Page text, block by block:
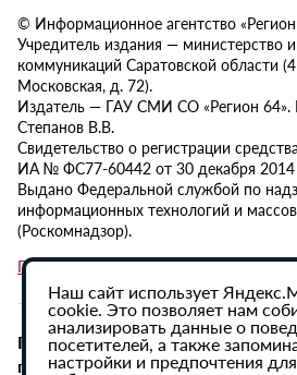
© Информационное агентство
Учредитель издания — министерство
коммуникаций Саратовской области
Московская, д. 72).
Издатель — ГАУ СМИ СО «Регион 64».
Степанов В.В.
Свидетельство о регистрации
ИА № ФС77-60442 от 30 декабря 2014
Выдано Федеральной службой по
информационных технологий и
(Роскомнадзор).
Политика в отношении обработки
При использовании материалов
гиперссылка на ИА «Регион 64»
Наш сайт использует
cookie. Это позволяет нам
анализировать данные о
посетителей, а также
настройки и предпочтения